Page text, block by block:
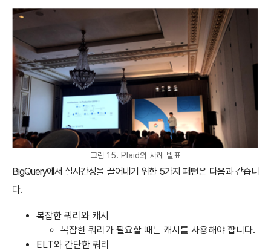
그림 15. Plaid의 사례 발표
BigQuery에서 실시간성을 끌어내기 위한 5가지 패턴은 다음과 같습니
다.
복잡한 쿼리와 캐시
복잡한 쿼리가 필요할 때는 캐시를 사용해야 합니다.
ELT와 간단한 쿼리